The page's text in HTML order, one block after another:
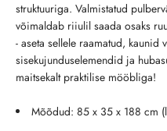
struktuuriga. Valmistatud
võimaldab riiulil saada osaks
- aseta sellele raamatud, kaunid
sisekujunduselemendid ja
maitsekalt praktilise mööbliga!
Mõõdud: 85 x 35 x 188 cm